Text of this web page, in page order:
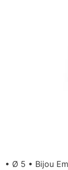
• Ø 5 • Bijou